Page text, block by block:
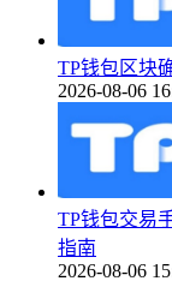
TP钱包区块
2026-08-06
TP钱包交易
指南
2026-08-06